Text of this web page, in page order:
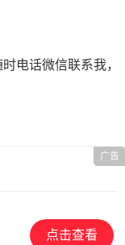
电话微信联系我，
点击查看
广告